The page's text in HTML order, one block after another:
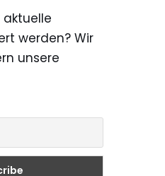
werden? Wir
unsere